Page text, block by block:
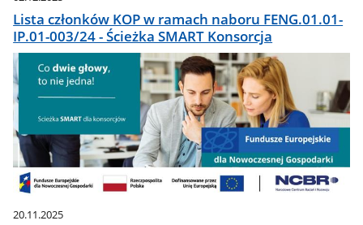
Lista członków KOP w ramach naboru FENG.01.01-
IP.01-003/24 - Ścieżka SMART Konsorcja
20.11.2025